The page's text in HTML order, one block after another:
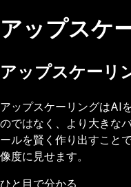
アップスケ
アップスケーリ
アップスケーリングはAI
のではなく、より大きな
ールを賢く作り出すこと
像度に見せます。
ひと目で分かる